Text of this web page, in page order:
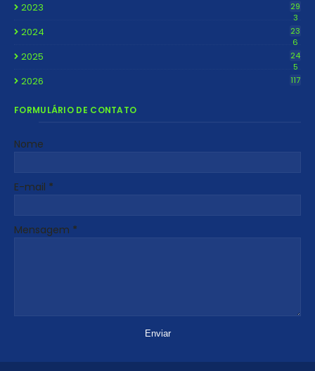
2023
29
3
2024
23
6
2025
24
5
2026 117
FORMULÁRIO DE CONTATO
Nome
E-mail *
Mensagem *